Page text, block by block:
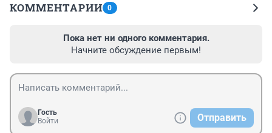
КОММЕНТАРИИ 0
Пока нет ни одного комментария.
Начните обсуждение первым!
Гость
Войти
Отправить